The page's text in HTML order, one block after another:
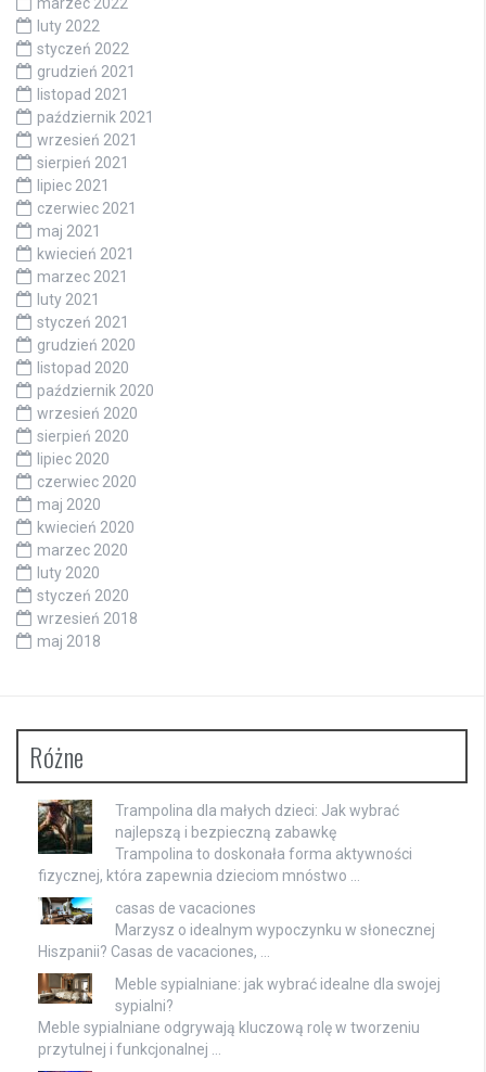
luty 2022
styczeń 2022
grudzień 2021
listopad 2021
październik 2021
wrzesień 2021
sierpień 2021
lipiec 2021
czerwiec 2021
maj 2021
kwiecień 2021
marzec 2021
luty 2021
styczeń 2021
grudzień 2020
listopad 2020
październik 2020
wrzesień 2020
sierpień 2020
lipiec 2020
czerwiec 2020
maj 2020
kwiecień 2020
marzec 2020
luty 2020
styczeń 2020
wrzesień 2018
maj 2018
Różne
Trampolina dla małych dzieci: Jak wybrać
najlepszą i bezpieczną zabawkę
Trampolina to doskonała forma aktywności
fizycznej, która zapewnia dzieciom mnóstwo …
casas de vacaciones
Marzysz o idealnym wypoczynku w słonecznej
Hiszpanii? Casas de vacaciones, …
Meble sypialniane: jak wybrać idealne dla swojej
sypialni?
Meble sypialniane odgrywają kluczową rolę w tworzeniu
przytulnej i funkcjonalnej …